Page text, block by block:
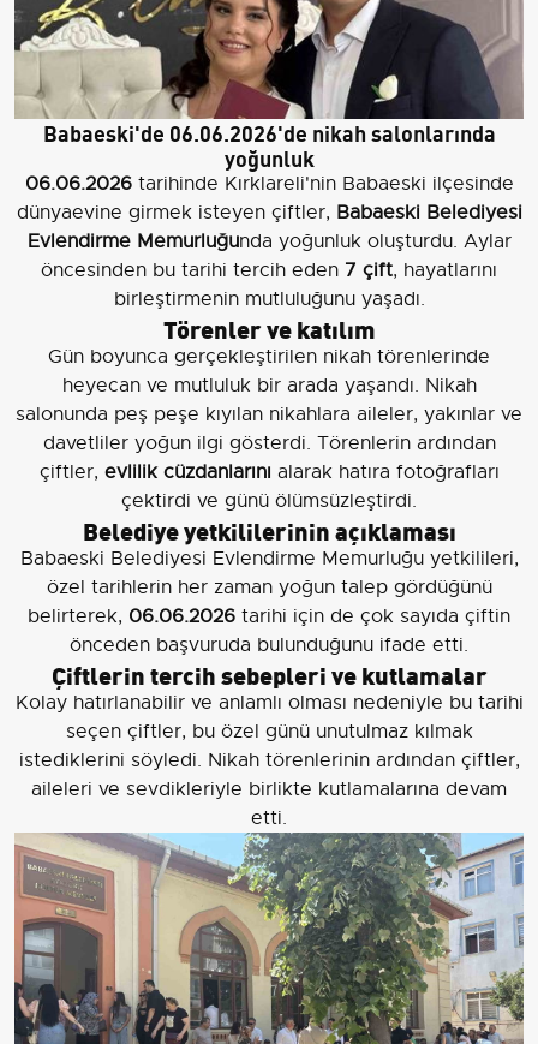
Babaeski'de 06.06.2026'de nikah salonlarında
yoğunluk
06.06.2026tarihinde Kırklareli'nin Babaeski ilçesinde
dünyaevine girmek isteyen çiftler, Babaeski Belediyesi
Evlendirme Memurluğunda yoğunluk oluşturdu. Aylar
öncesinden bu tarihi tercih eden 7 çift, hayatlarını
birleştirmenin mutluluğunu yaşadı.
Törenler ve katılım
Gün boyunca gerçekleştirilen nikah törenlerinde
heyecan ve mutluluk bir arada yaşandı. Nikah
salonunda peş peşe kıyılan nikahlara aileler, yakınlar ve
davetliler yoğun ilgi gösterdi. Törenlerin ardından
çiftler, evlilik cüzdanlarını alarak hatıra fotoğrafları
çektirdi ve günü ölümsüzleştirdi.
Belediye yetkililerinin açıklaması
Babaeski Belediyesi Evlendirme Memurluğu yetkilileri,
özel tarihlerin her zaman yoğun talep gördüğünü
belirterek, 06.06.2026 tarihi için de çok sayıda çiftin
önceden başvuruda bulunduğunu ifade etti.
Çiftlerin tercih sebepleri ve kutlamalar
Kolay hatırlanabilir ve anlamlı olması nedeniyle bu tarihi
seçen çiftler, bu özel günü unutulmaz kılmak
istediklerini söyledi. Nikah törenlerinin ardından çiftler,
aileleri ve sevdikleriyle birlikte kutlamalarına devam
etti.